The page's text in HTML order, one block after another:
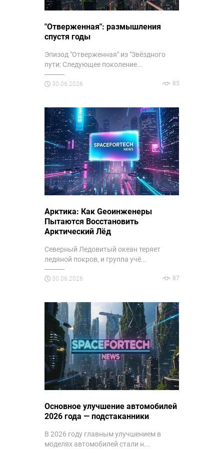
"Отверженная": размышления
спустя годы
Эпизод "Отверженная" из "Звёздного
пути: Следующее поколение...
30.06.2026 85
Арктика: Как Geoинженеры
Пытаются Восстановить
Арктический Лёд
Северный Ледовитый океан теряет
ледяной покров, и группа учё...
30.06.2026 87
Основное улучшение автомобилей
2026 года — подстаканники
В 2026 году главным улучшением в
моделях автомобилей стали н...